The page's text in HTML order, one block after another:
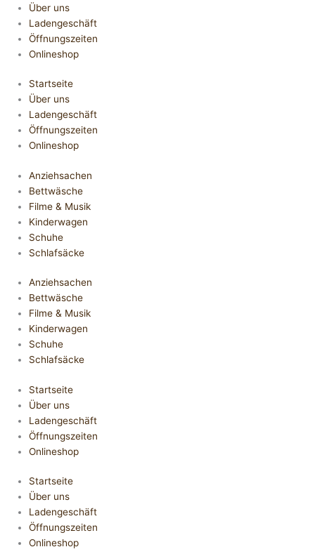
Über uns
Ladengeschäft
Öffnungszeiten
Onlineshop
Startseite
Über uns
Ladengeschäft
Öffnungszeiten
Onlineshop
Anziehsachen
Bettwäsche
Filme & Musik
Kinderwagen
Schuhe
Schlafsäcke
Anziehsachen
Bettwäsche
Filme & Musik
Kinderwagen
Schuhe
Schlafsäcke
Startseite
Über uns
Ladengeschäft
Öffnungszeiten
Onlineshop
Startseite
Über uns
Ladengeschäft
Öffnungszeiten
Onlineshop